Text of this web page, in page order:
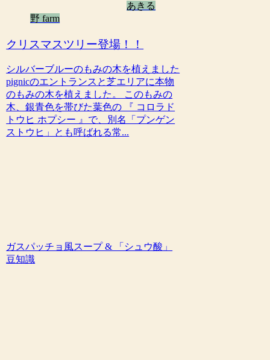
あきる
野 farm
クリスマスツリー登場！！
シルバーブルーのもみの木を植えました
pignicのエントランスと芝エリアに本物
のもみの木を植えました。 このもみの
木、銀青色を帯びた葉色の 『 コロラド
トウヒ ホプシー 』で、別名「プンゲン
ストウヒ」とも呼ばれる常...
ガスパッチョ風スープ & 「シュウ酸」
豆知識